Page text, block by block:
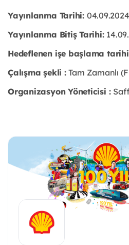
Yayınlanma Tarihi: 04.09.2024
Yayınlanma Bitiş Tarihi:
Hedeflenen işe başlama
Çalışma şekli :Tam Zamanlı
Organizasyon Yöneticisi :